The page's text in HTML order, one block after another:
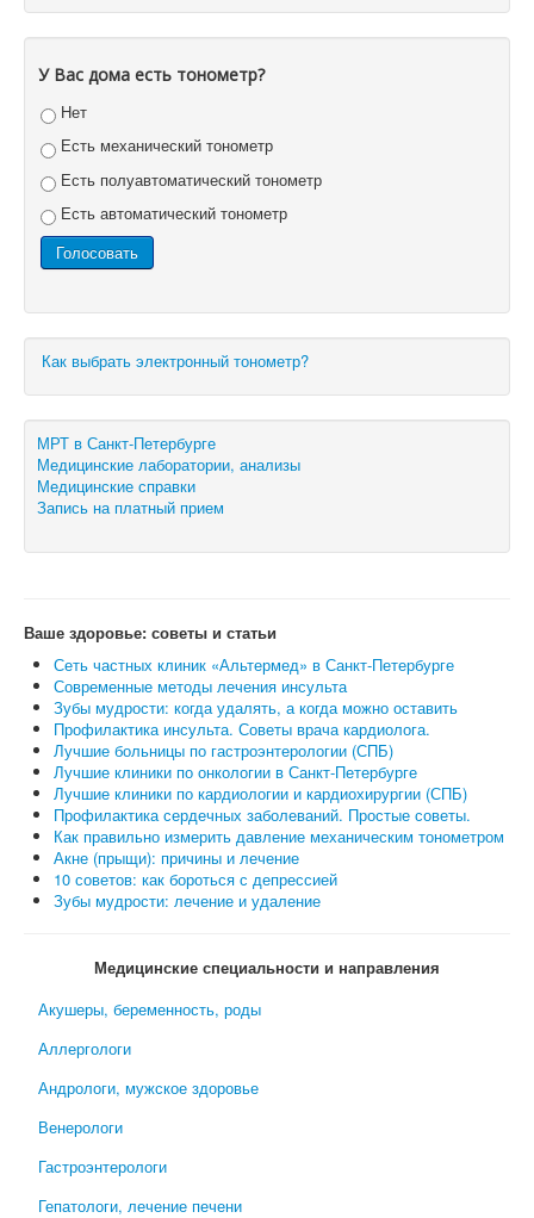
У Вас дома есть тонометр?
Нет
Есть механический тонометр
Есть полуавтоматический тонометр
Есть автоматический тонометр
Как выбрать электронный тонометр?
МРТ в Санкт-Петербурге
Медицинские лаборатории, анализы
Медицинские справки
Запись на платный прием
Ваше здоровье: советы и статьи
Сеть частных клиник «Альтермед» в Санкт-Петербурге
Современные методы лечения инсульта
Зубы мудрости: когда удалять, а когда можно оставить
Профилактика инсульта. Советы врача кардиолога.
Лучшие больницы по гастроэнтерологии (СПБ)
Лучшие клиники по онкологии в Санкт-Петербурге
Лучшие клиники по кардиологии и кардиохирургии (СПБ)
Профилактика сердечных заболеваний. Простые советы.
Как правильно измерить давление механическим тонометром
Акне (прыщи): причины и лечение
10 советов: как бороться с депрессией
Зубы мудрости: лечение и удаление
Медицинские специальности и направления
Акушеры, беременность, роды
Аллергологи
Андрологи, мужское здоровье
Венерологи
Гастроэнтерологи
Гепатологи, лечение печени